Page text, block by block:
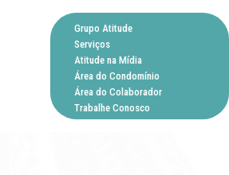
Grupo Atitude
Serviços
Atitude na Mídia
Área do Condomínio
Área do Colaborador
Trabalhe Conosco